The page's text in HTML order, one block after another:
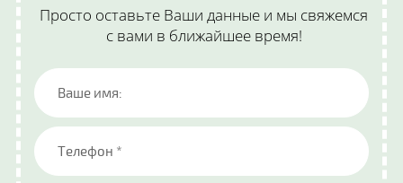
Просто оставьте Ваши данные и мы свяжемся
с вами в ближайшее время!